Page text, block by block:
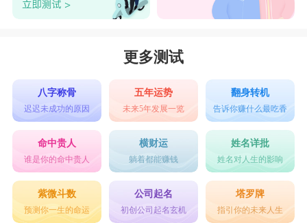
更多测试
八字称骨
迟迟未成功的原因
五年运势
未来5年发展一览
翻身转机
告诉你赚什么最吃香
命中贵人
谁是你的命中贵人
横财运
躺着都能赚钱
姓名详批
姓名对人生的影响
紫微斗数
预测你一生的命运
公司起名
初创公司起名玄机
塔罗牌
指引你的未来人生